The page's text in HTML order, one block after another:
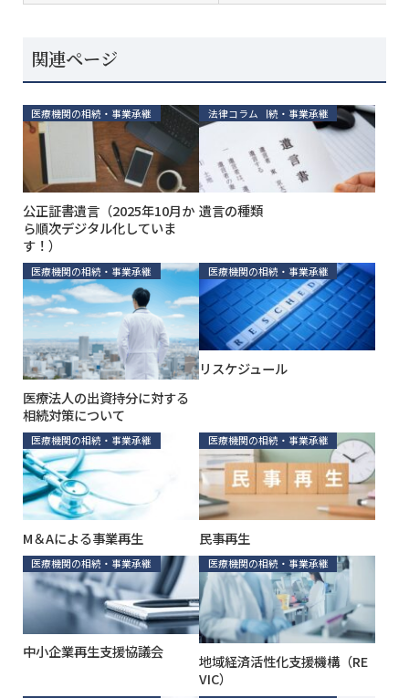
関連ページ
医療機関の相続・事業承継
公正証書遺言（2025年10月か
ら順次デジタル化していま
す！）
医療機関の相続・事業承継
法律コラム
遺言の種類
医療機関の相続・事業承継
医療法人の出資持分に対する
相続対策について
医療機関の相続・事業承継
リスケジュール
医療機関の相続・事業承継
M＆Aによる事業再生
医療機関の相続・事業承継
民事再生
医療機関の相続・事業承継
中小企業再生支援協議会
医療機関の相続・事業承継
地域経済活性化支援機構（RE
VIC）